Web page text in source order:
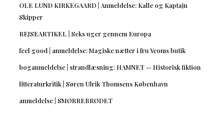
OLE LUND KIRKEGAARD | Anmeldelse: Kalle og Kaptajn
Skipper
REJSEARTIKEL | Seks uger gennem Europa
feel good | anmeldelse: Magiske nætter i fru Yeoms butik
boganmeldelse | strandlæsning: HAMNET — Historisk fiktion
litteraturkritik | Søren Ulrik Thomsens København
anmeldelse | SMØRREBRØDET